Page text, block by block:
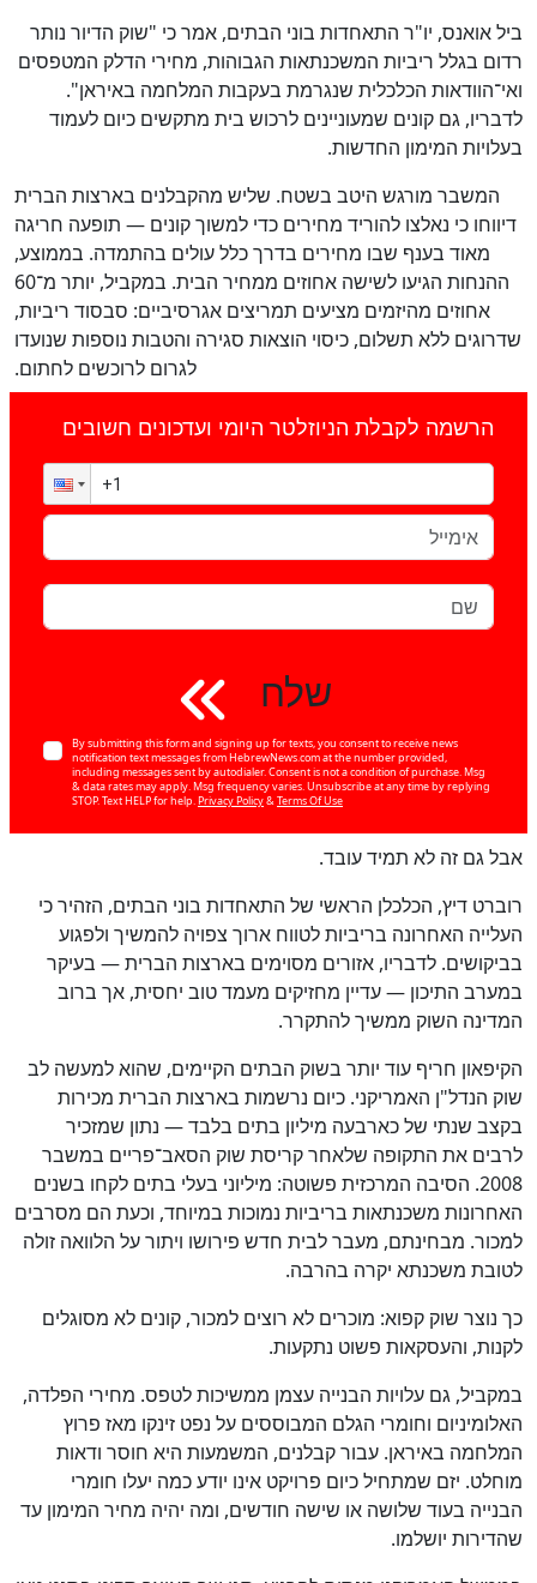
ביל אואנס, יו"ר התאחדות בוני הבתים, אמר כי "שוק הדיור נותר
רדום בגלל ריביות המשכנתאות הגבוהות, מחירי הדלק המטפסים
ואי־הוודאות הכלכלית שנגרמת בעקבות המלחמה באיראן".
לדבריו, גם קונים שמעוניינים לרכוש בית מתקשים כיום לעמוד
בעלויות המימון החדשות.
המשבר מורגש היטב בשטח. שליש מהקבלנים בארצות הברית
דיווחו כי נאלצו להוריד מחירים כדי למשוך קונים — תופעה חריגה
מאוד בענף שבו מחירים בדרך כלל עולים בהתמדה. בממוצע,
ההנחות הגיעו לשישה אחוזים ממחיר הבית. במקביל, יותר מ־60
אחוזים מהיזמים מציעים תמריצים אגרסיביים: סבסוד ריביות,
שדרוגים ללא תשלום, כיסוי הוצאות סגירה והטבות נוספות שנועדו
לגרום לרוכשים לחתום.
הרשמה לקבלת הניוזלטר היומי ועדכונים חשובים
שלח
By submitting this form and signing up for texts, you consent to receive news
notification text messages from HebrewNews.com at the number provided,
including messages sent by autodialer. Consent is not a condition of purchase. Msg
& data rates may apply. Msg frequency varies. Unsubscribe at any time by replying
STOP. Text HELP for help.Privacy Policy&Terms Of Use
אבל גם זה לא תמיד עובד.
רוברט דיץ, הכלכלן הראשי של התאחדות בוני הבתים, הזהיר כי
העלייה האחרונה בריביות לטווח ארוך צפויה להמשיך ולפגוע
בביקושים. לדבריו, אזורים מסוימים בארצות הברית — בעיקר
במערב התיכון — עדיין מחזיקים מעמד טוב יחסית, אך ברוב
המדינה השוק ממשיך להתקרר.
הקיפאון חריף עוד יותר בשוק הבתים הקיימים, שהוא למעשה לב
שוק הנדל"ן האמריקני. כיום נרשמות בארצות הברית מכירות
בקצב שנתי של כארבעה מיליון בתים בלבד — נתון שמזכיר
לרבים את התקופה שלאחר קריסת שוק הסאב־פריים במשבר
2008. הסיבה המרכזית פשוטה: מיליוני בעלי בתים לקחו בשנים
האחרונות משכנתאות בריביות נמוכות במיוחד, וכעת הם מסרבים
למכור. מבחינתם, מעבר לבית חדש פירושו ויתור על הלוואה זולה
לטובת משכנתא יקרה בהרבה.
כך נוצר שוק קפוא: מוכרים לא רוצים למכור, קונים לא מסוגלים
לקנות, והעסקאות פשוט נתקעות.
במקביל, גם עלויות הבנייה עצמן ממשיכות לטפס. מחירי הפלדה,
האלומיניום וחומרי הגלם המבוססים על נפט זינקו מאז פרוץ
המלחמה באיראן. עבור קבלנים, המשמעות היא חוסר ודאות
מוחלט. יזם שמתחיל כיום פרויקט אינו יודע כמה יעלו חומרי
הבנייה בעוד שלושה או שישה חודשים, ומה יהיה מחיר המימון עד
שהדירות יושלמו.
100%כן